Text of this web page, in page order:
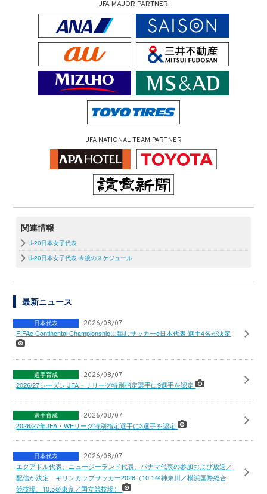
JFA MAJOR PARTNER
JFA NATIONAL TEAM PARTNER
関連情報
U-20日本女子代表
U-20日本女子代表 今後のスケジュール
最新ニュース
日本代表 2026/08/07
FIFAe Continental Championshipに臨むサッカーe日本代表 選手4名が決定
選手育成 2026/08/07
2026/27シーズン JFA・Ｊリーグ特別指定選手に9選手を認定
選手育成 2026/08/07
2026/27年JFA・WEリーグ特別指定選手に3選手を認定
日本代表 2026/08/07
エクアドル代表、ニュージーランド代表、パナマ代表の参加および放送／
配信が決定 キリンカップサッカー2026（10.1＠神奈川／横浜国際総合
競技場、10.5＠東京／国立競技場）